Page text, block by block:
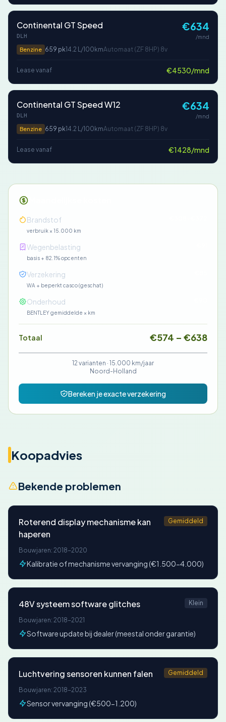
Continental GT Speed
DLH
Benzine 659 pk14.2 L/100kmAutomaat (ZF 8HP) 8v
€634
/mnd
Lease vanaf €4530/mnd
Continental GT Speed W12
DLH
Benzine 659 pk14.2 L/100kmAutomaat (ZF 8HP) 8v
€634
/mnd
Lease vanaf €1428/mnd
Brandstof
verbruik × 15.000 km
Wegenbelasting
basis + 82.1% opcenten
Verzekering
WA + beperkt casco (geschat)
Onderhoud
BENTLEY gemiddelde × km
Totaal €574 – €638
12 varianten · 15.000 km/jaar
Noord-Holland
Bereken je exacte verzekering
Koopadvies
Bekende problemen
Roterend display mechanisme kan
haperen
Gemiddeld
Bouwjaren: 2018-2020
Kalibratie of mechanisme vervanging (€1.500-4.000)
48V systeem software glitches Klein
Bouwjaren: 2018-2021
Software update bij dealer (meestal onder garantie)
Luchtvering sensoren kunnen falen Gemiddeld
Bouwjaren: 2018-2023
Sensor vervanging (€500-1.200)